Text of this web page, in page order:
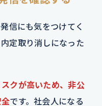
信にも気をつけてく
定取り消しになった
クが高いため、非公
です。社会人になる